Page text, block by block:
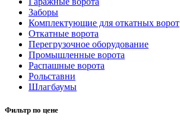
Заборы
Комплектующие для откатных ворот
Откатные ворота
Перегрузочное оборудование
Промышленные ворота
Распашные ворота
Рольставни
Шлагбаумы
Фильтр по цене